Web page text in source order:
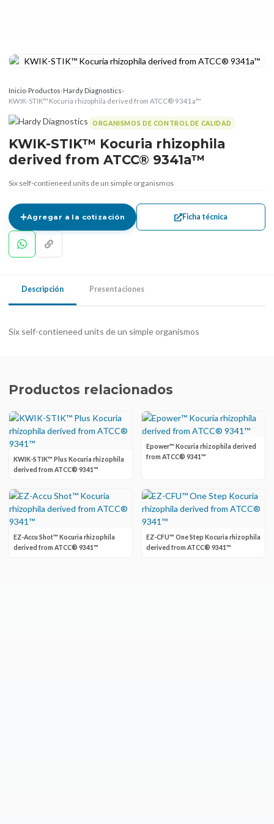
Inicio›Productos›Hardy Diagnostics›
KWIK-STIK™ Kocuria rhizophila derived from ATCC® 9341a™
ORGANISMOS DE CONTROL DE CALIDAD
KWIK-STIK™ Kocuria rhizophila
derived from ATCC® 9341a™
Six self-contieneed units de un simple organismos
Agregar a la cotización Ficha técnica
Descripción Presentaciones
Six self-contieneed units de un simple organismos
Productos relacionados
KWIK-STIK™ Plus Kocuria rhizophila
derived from ATCC® 9341™
Epower™ Kocuria rhizophila derived
from ATCC® 9341™
EZ-Accu Shot™ Kocuria rhizophila
derived from ATCC® 9341™
EZ-CFU™ One Step Kocuria rhizophila
derived from ATCC® 9341™